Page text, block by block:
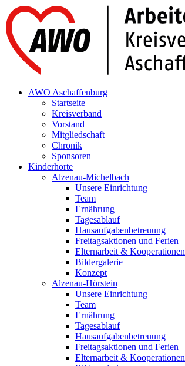
AWO Aschaffenburg
Startseite
Kreisverband
Vorstand
Mitgliedschaft
Chronik
Sponsoren
Kinderhorte
Alzenau-Michelbach
Unsere Einrichtung
Team
Ernährung
Tagesablauf
Hausaufgabenbetreuung
Freitagsaktionen und Ferien
Elternarbeit & Kooperationen
Bildergalerie
Konzept
Alzenau-Hörstein
Unsere Einrichtung
Team
Ernährung
Tagesablauf
Hausaufgabenbetreuung
Freitagsaktionen und Ferien
Elternarbeit & Kooperationen